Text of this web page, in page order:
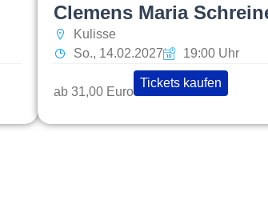
Clemens Maria
Kulisse
So., 14.02.2027
19:00 Uhr
ab 31,00 Euro
Tickets kaufen